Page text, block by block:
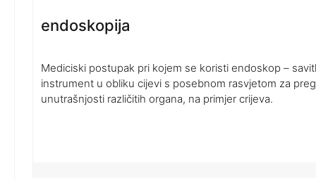
endoskopija
Mediciski postupak pri kojem se koristi endoskop –
instrument u obliku cijevi s posebnom rasvjetom za
unutrašnjosti različitih organa, na primjer crijeva.